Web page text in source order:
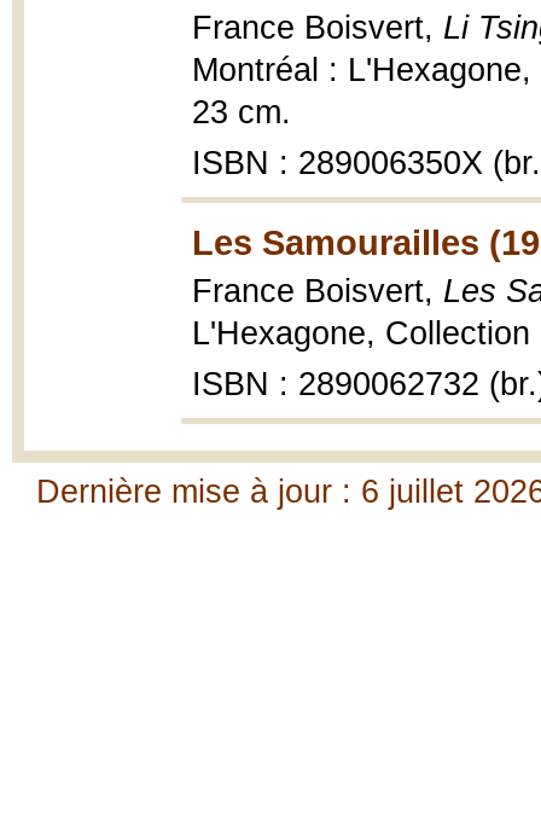
France Boisvert, Li
Montréal :
23 cm.
ISBN : 289006350X
Les Samourailles
France Boisvert, Les
L'Hexagone,
ISBN : 2890062732
Dernière mise à jour : 6 juillet